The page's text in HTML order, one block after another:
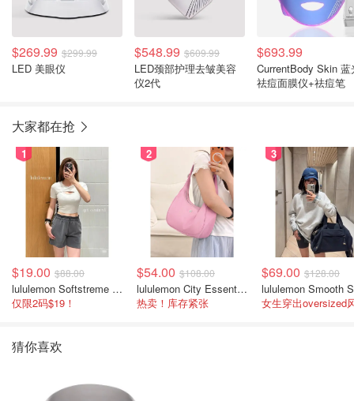
$269.99 $299.99
LED 美眼仪
$548.99 $609.99
LED颈部护理去皱美容
仪2代
$693.99
CurrentBody Skin 蓝
祛痘面膜仪+祛痘笔
大家都在抢
1
$19.00 $88.00
lululemon Softstreme 女士高腰短裤 10cm
仅限2码$19！
2
$54.00 $108.00
lululemon City Essentials 肩背包 4L
热卖！库存紧张
3
$69.00 $128.00
女生穿出oversized
猜你喜欢